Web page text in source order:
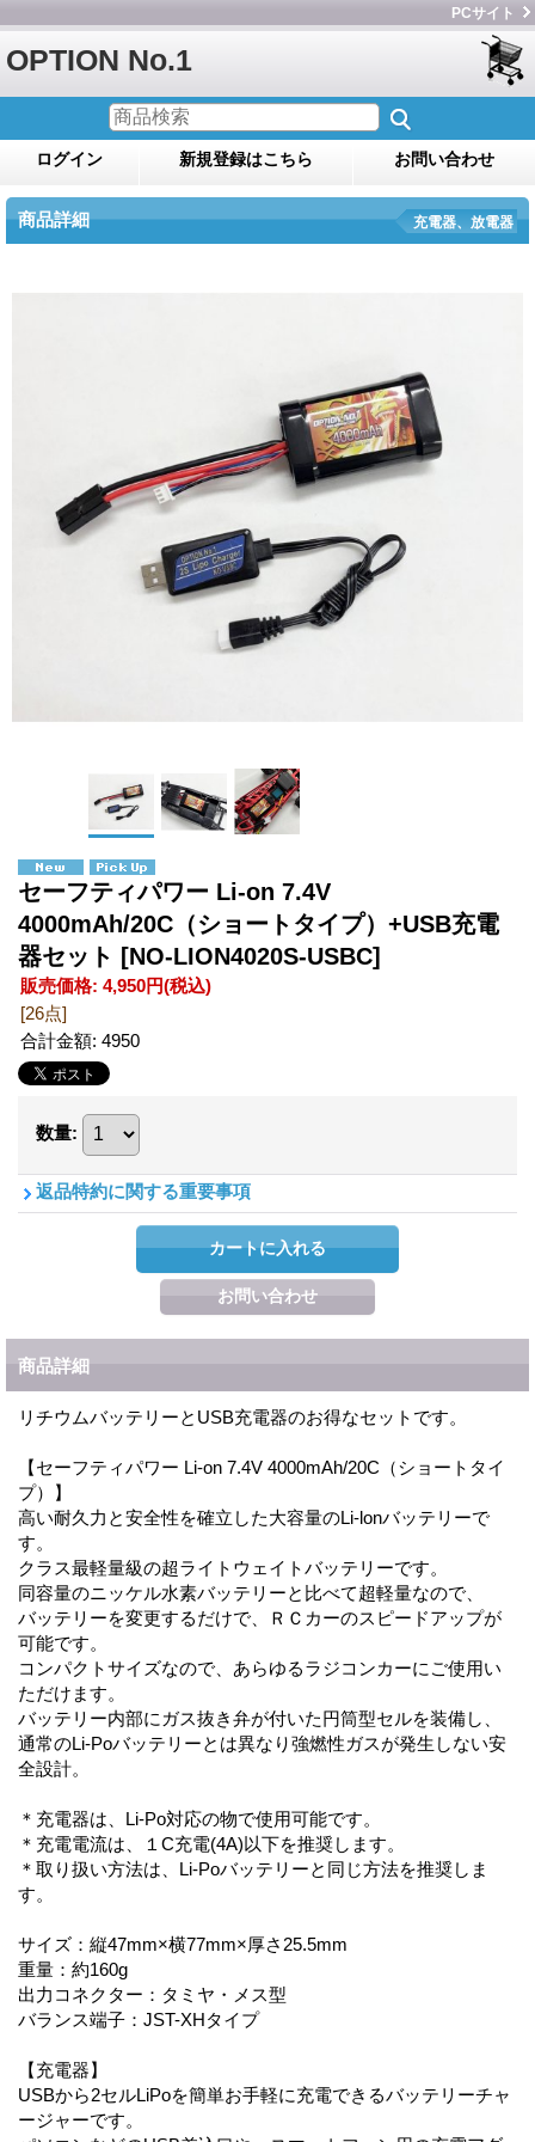
PCサイト
OPTION No.1
ログイン 新規登録はこちら お問い合わせ
商品詳細 充電器、放電器
セーフティパワー Li-on 7.4V
4000mAh/20C（ショートタイプ）+USB充電
器セット [NO-LION4020S-USBC]
販売価格: 4,950円(税込)
[26点]
合計金額: 4950
数量:
返品特約に関する重要事項
商品詳細
リチウムバッテリーとUSB充電器のお得なセットです。
【セーフティパワー Li-on 7.4V 4000mAh/20C（ショートタイ
プ）】
高い耐久力と安全性を確立した大容量のLi-lonバッテリーで
す。
クラス最軽量級の超ライトウェイトバッテリーです。
同容量のニッケル水素バッテリーと比べて超軽量なので、
バッテリーを変更するだけで、ＲＣカーのスピードアップが
可能です。
コンパクトサイズなので、あらゆるラジコンカーにご使用い
ただけます。
バッテリー内部にガス抜き弁が付いた円筒型セルを装備し、
通常のLi-Poバッテリーとは異なり強燃性ガスが発生しない安
全設計。
＊充電器は、Li-Po対応の物で使用可能です。
＊充電電流は、１C充電(4A)以下を推奨します。
＊取り扱い方法は、Li-Poバッテリーと同じ方法を推奨しま
す。
サイズ：縦47mm×横77mm×厚さ25.5mm
重量：約160g
出力コネクター：タミヤ・メス型
バランス端子：JST-XHタイプ
【充電器】
USBから2セルLiPoを簡単お手軽に充電できるバッテリーチャ
ージャーです。